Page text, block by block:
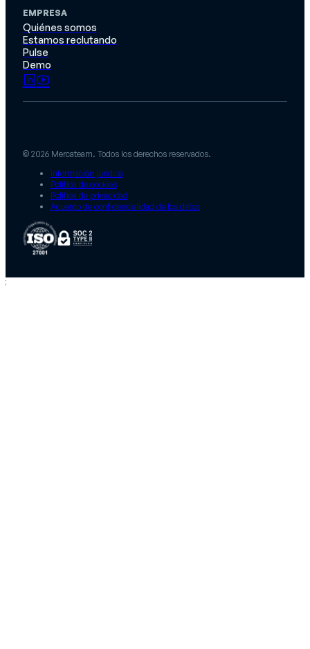
EMPRESA
Quiénes somos
Estamos reclutando
Pulse
Demo
© 2026 Mercateam. Todos los derechos reservados.
Información jurídica
Política de cookies
Política de privacidad
Acuerdo de confidencialidad de los datos
;